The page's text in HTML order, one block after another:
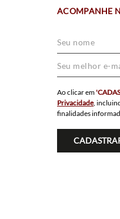
ACOMPANHE
Ao clicar em
Privacidade,
finalidades